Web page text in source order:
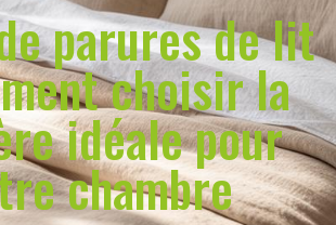
parures de lit
choisir la
idéale pour
chambre